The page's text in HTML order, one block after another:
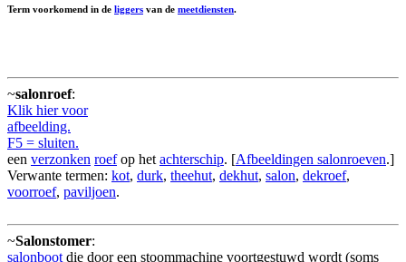
Term voorkomend in de liggers van de meetdiensten.
~salonroef:
Klik hier voor
afbeelding.
F5 = sluiten.
een verzonken roefop het achterschip. [Afbeeldingen salonroeven.]
Verwante termen: kot, durk, theehut, dekhut, salon, dekroef,
voorroef, paviljoen.
~Salonstomer:
salonboot die door een stoommachine voortgestuwd wordt (soms